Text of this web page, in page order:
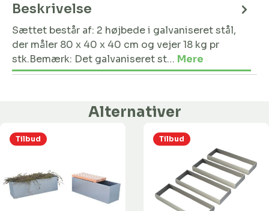
Beskrivelse
Sættet består af: 2 højbede i galvaniseret stål,
der måler 80 x 40 x 40 cm og vejer 18 kg pr
stk.Bemærk: Det galvaniseret st… Mere
Alternativer
Tilbud Tilbud